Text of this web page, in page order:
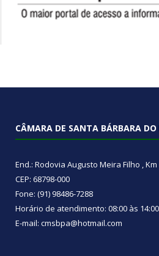
CÂMARA DE SANTA BÁRBARA DO
End.: Rodovia Augusto Meira Filho , Km
CEP: 68798-000
Fone: (91) 98486-7288
Horário de atendimento: 08:00 às
E-mail: cmsbpa@hotmail.com